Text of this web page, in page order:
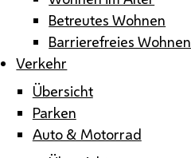
Betreutes Wohnen
Barrierefreies Wohnen
Verkehr
Übersicht
Parken
Auto & Motorrad